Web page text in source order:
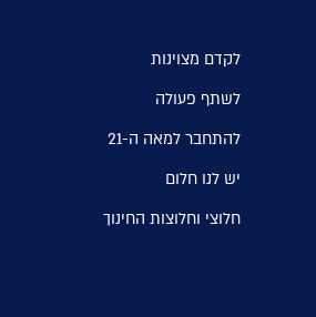
לקדם מצוינות
לשתף פעולה
להתחבר למאה ה-21
יש לנו חלום
חלוצי וחלוצות החינוך